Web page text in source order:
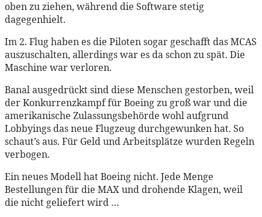
oben zu ziehen, während die Software stetig
dagegenhielt.
Im 2. Flug haben es die Piloten sogar geschafft das MCAS
auszuschalten, allerdings war es da schon zu spät. Die
Maschine war verloren.
Banal ausgedrückt sind diese Menschen gestorben, weil
der Konkurrenzkampf für Boeing zu groß war und die
amerikanische Zulassungsbehörde wohl aufgrund
Lobbyings das neue Flugzeug durchgewunken hat. So
schaut’s aus. Für Geld und Arbeitsplätze wurden Regeln
verbogen.
Ein neues Modell hat Boeing nicht. Jede Menge
Bestellungen für die MAX und drohende Klagen, weil
die nicht geliefert wird …